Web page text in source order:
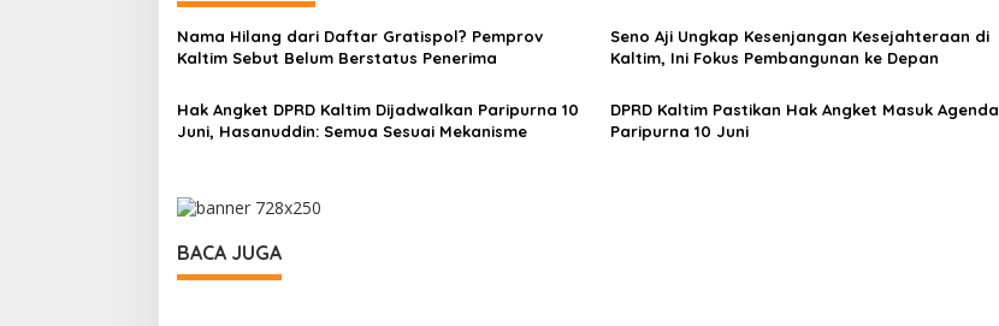
Nama Hilang dari Daftar Gratispol? Pemprov
Kaltim Sebut Belum Berstatus Penerima
Seno Aji Ungkap Kesenjangan Kesejahteraan di
Kaltim, Ini Fokus Pembangunan ke Depan
Hak Angket DPRD Kaltim Dijadwalkan Paripurna 10
Juni, Hasanuddin: Semua Sesuai Mekanisme
DPRD Kaltim Pastikan Hak Angket Masuk Agenda
Paripurna 10 Juni
BACA JUGA